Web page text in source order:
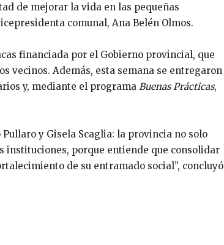
de mejorar la vida en las pequeñas
comunal, Ana Belén Olmos.
financiada por el Gobierno provincial, que
vecinos. Además, esta semana se entregaron
y, mediante el programa Buenas Prácticas,
y Gisela Scaglia: la provincia no solo
instituciones, porque entiende que consolidar
de su entramado social”, concluyó